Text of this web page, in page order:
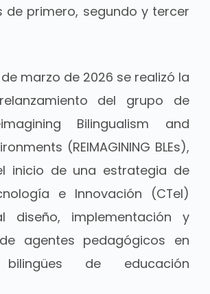
de primero, segundo y tercer
de marzo de 2026 se realizó la
del grupo de
Bilingualism and
(REIMAGINING BLEs),
inicio de una estrategia de
e Innovación (CTeI)
diseño, implementación y
agentes pedagógicos en
bilingües de educación